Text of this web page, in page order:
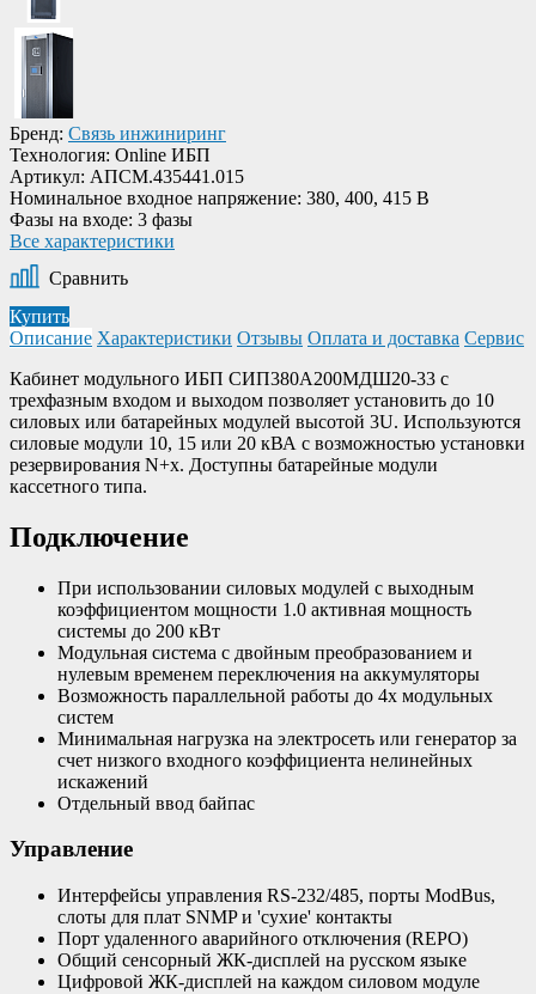
Бренд: Связь инжиниринг
Технология: Online ИБП
Артикул: АПСМ.435441.015
Номинальное входное напряжение: 380, 400, 415 В
Фазы на входе: 3 фазы
Все характеристики
Сравнить
Купить
Описание Характеристики Отзывы Оплата и доставка Сервис
Кабинет модульного ИБП СИП380А200МДШ20-33 с
трехфазным входом и выходом позволяет установить до 10
силовых или батарейных модулей высотой 3U. Используются
силовые модули 10, 15 или 20 кВА с возможностью установки
резервирования N+х. Доступны батарейные модули
кассетного типа.
Подключение
При использовании силовых модулей с выходным
коэффициентом мощности 1.0 активная мощность
системы до 200 кВт
Модульная система с двойным преобразованием и
нулевым временем переключения на аккумуляторы
Возможность параллельной работы до 4х модульных
систем
Минимальная нагрузка на электросеть или генератор за
счет низкого входного коэффициента нелинейных
искажений
Отдельный ввод байпас
Управление
Интерфейсы управления RS-232/485, порты ModBus,
слоты для плат SNMP и 'сухие' контакты
Порт удаленного аварийного отключения (REPO)
Общий сенсорный ЖК-дисплей на русском языке
Цифровой ЖК-дисплей на каждом силовом модуле